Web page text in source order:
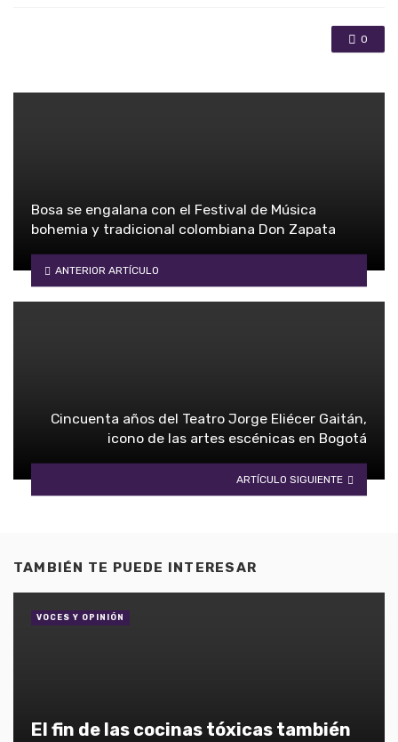
0
Bosa se engalana con el Festival de Música
bohemia y tradicional colombiana Don Zapata
ANTERIOR ARTÍCULO
Cincuenta años del Teatro Jorge Eliécer Gaitán,
icono de las artes escénicas en Bogotá
ARTÍCULO SIGUIENTE
TAMBIÉN TE PUEDE INTERESAR
El fin de las cocinas tóxicas también
VOCES Y OPINIÓN